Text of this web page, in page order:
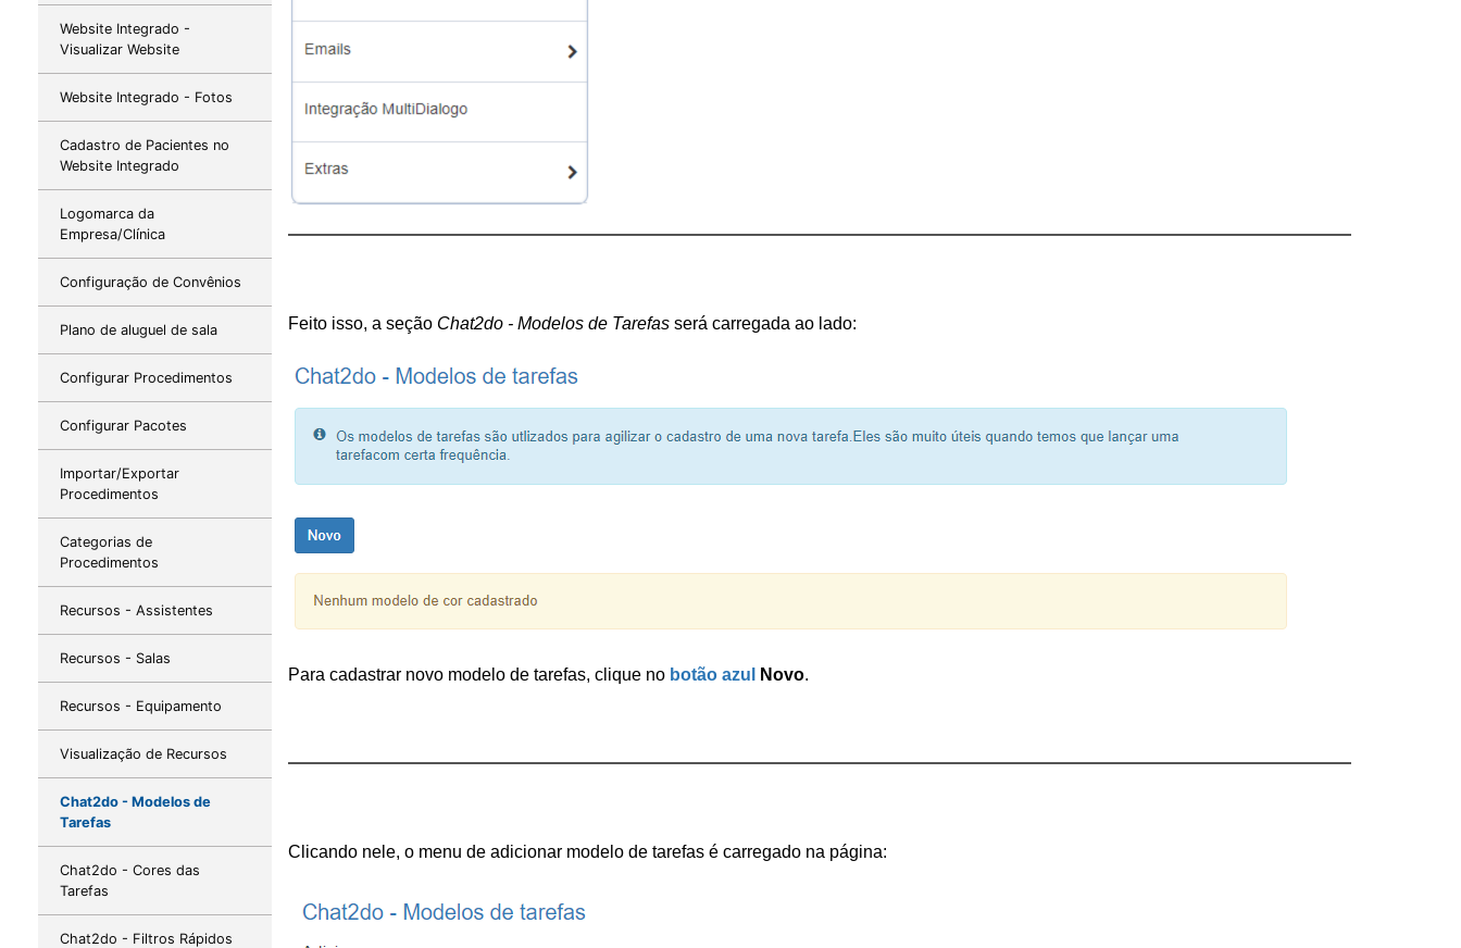
Website Integrado -
Visualizar Website
Website Integrado - Fotos
Cadastro de Pacientes no
Website Integrado
Logomarca da
Empresa/Clínica
Configuração de Convênios
Plano de aluguel de sala
Configurar Procedimentos
Configurar Pacotes
Importar/Exportar
Procedimentos
Categorias de
Procedimentos
Recursos - Assistentes
Recursos - Salas
Recursos - Equipamento
Visualização de Recursos
Chat2do - Modelos de
Tarefas
Chat2do - Cores das
Tarefas
Chat2do - Filtros Rápidos
Feito isso, a seção Chat2do - Modelos de Tarefas será carregada ao lado:
Para cadastrar novo modelo de tarefas, clique no botão azul Novo.
Clicando nele, o menu de adicionar modelo de tarefas é carregado na página: